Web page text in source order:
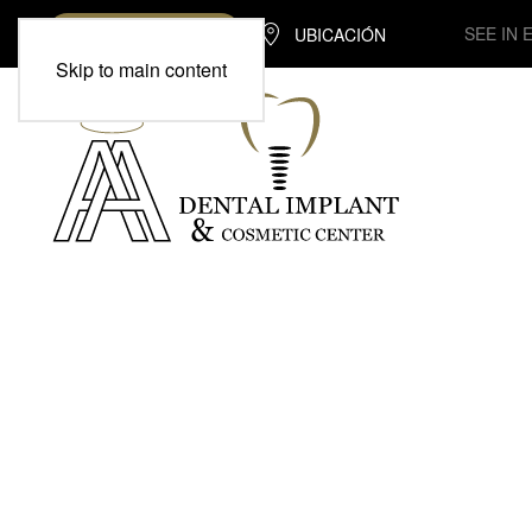
Skip to main content
UBICACIÓN SEE IN